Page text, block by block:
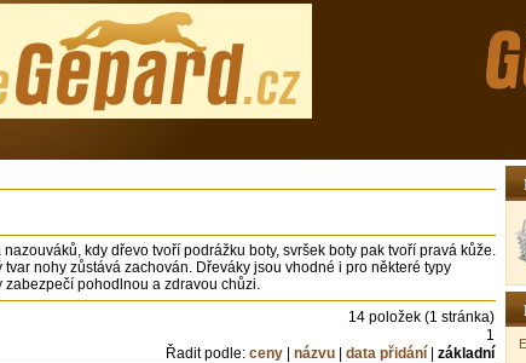
kdy dřevo tvoří podrážku boty, svršek boty pak tvoří pravá kůže.
nohy zůstává zachován. Dřeváky jsou vhodné i pro některé typy
pohodlnou a zdravou chůzi.
14 položek (1 stránka)
1
Řadit podle: ceny názvu data přidání základní